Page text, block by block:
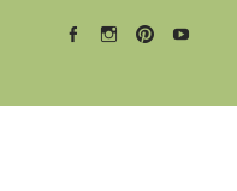
HOLZBAUHOLZBAUHOLZBAUHOLZBAU